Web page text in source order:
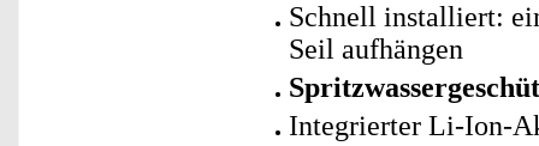
Schnell installiert:
Seil aufhängen
Integrierter Li-Ion-